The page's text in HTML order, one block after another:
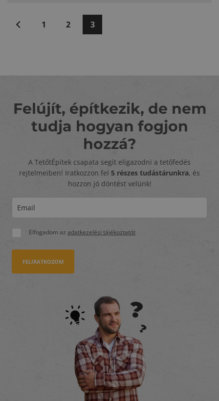
Bejegyzések
Előző 1 2 3
Felújít, építkezik, de nem
tudja hogyan fogjon
hozzá?
A TetőtÉpítek csapata segít eligazodni a tetőfedés
rejtelmeiben! Iratkozzon fel 5 részes tudástárunkra, és
hozzon jó döntést velünk!
Elfogadom az adatkezelési tájékoztatót
FELIRATKOZOM